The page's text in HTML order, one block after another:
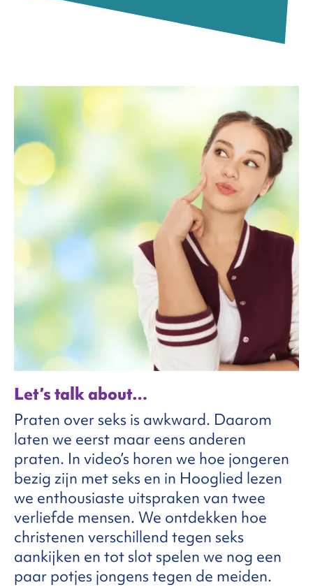
Let’s talk about…
Praten over seks is awkward. Daarom
laten we eerst maar eens anderen
praten. In video’s horen we hoe jongeren
bezig zijn met seks en in Hooglied lezen
we enthousiaste uitspraken van twee
verliefde mensen. We ontdekken hoe
christenen verschillend tegen seks
aankijken en tot slot spelen we nog een
paar potjes jongens tegen de meiden.